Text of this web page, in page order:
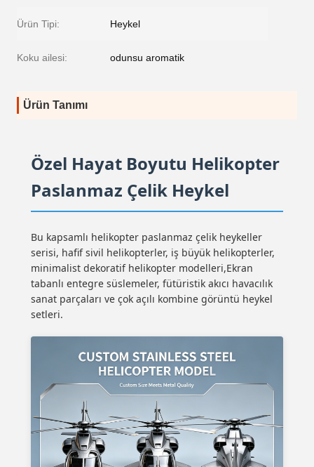
Ürün Tipi: Heykel
Koku ailesi: odunsu aromatik
Ürün Tanımı
Özel Hayat Boyutu Helikopter
Paslanmaz Çelik Heykel
Bu kapsamlı helikopter paslanmaz çelik heykeller
serisi, hafif sivil helikopterler, iş büyük helikopterler,
minimalist dekoratif helikopter modelleri,Ekran
tabanlı entegre süslemeler, fütüristik akıcı havacılık
sanat parçaları ve çok açılı kombine görüntü heykel
setleri.